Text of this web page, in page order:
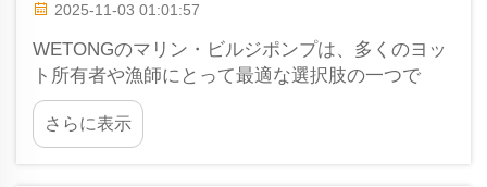
2025-11-03 01:01:57
WETONGのマリン・ビルジポンプは、多くのヨッ
ト所有者や漁師にとって最適な選択肢の一つで
す。これらのポンプは、船の最も低い部分である
ビルジ（船底凹部）から水を排出し、船内を乾燥
状態に保つために設計されています。水がこの部
さらに表示